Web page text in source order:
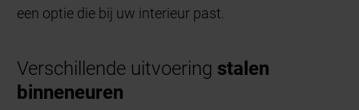
een optie die bij uw interieur past.
Verschillende uitvoering stalen
binneneuren